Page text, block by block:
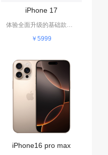
iPhone 17
体验全面升级的基础款旗舰
￥5999
iPhone16 pro max